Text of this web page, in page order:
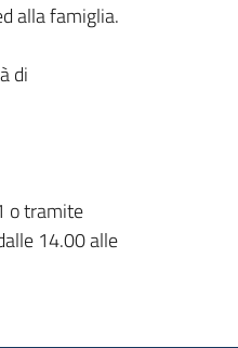
alla famiglia.
di
o tramite
14.00 alle